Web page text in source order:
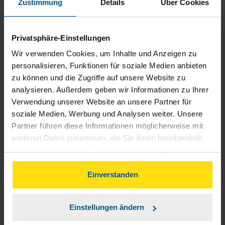
Zustimmung Details Über Cookies
Privatsphäre-Einstellungen
Wir verwenden Cookies, um Inhalte und Anzeigen zu
personalisieren, Funktionen für soziale Medien anbieten
zu können und die Zugriffe auf unsere Website zu
analysieren. Außerdem geben wir Informationen zu Ihrer
Verwendung unserer Website an unsere Partner für
soziale Medien, Werbung und Analysen weiter. Unsere
Partner führen diese Informationen möglicherweise mit
weiteren Daten zusammen, die Sie ihnen bereitgestellt
gesammelt haben. Indem Sie auf Einverstanden klicken,
können Sie der Verwendung von Cookies, gemäß
unserer
Einverstanden
Einstellungen ändern
Wir sind mit unserer Beraterin, Stefanie Kreyer, sehr
Steuerlichen Fragen. Wir haben tatsächlich keine
verbesserungsvorschläge!
Thorsten Schäfer
anonymes VLH-Mitglied